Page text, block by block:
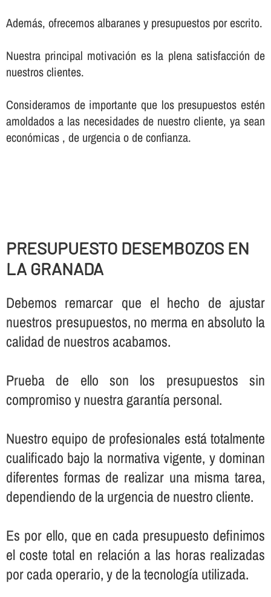
Además, ofrecemos albaranes y presupuestos por escrito.
Nuestra principal motivación es la plena satisfacción de
nuestros clientes.
Consideramos de importante que los presupuestos estén
amoldados a las necesidades de nuestro cliente, ya sean
económicas , de urgencia o de confianza.
PRESUPUESTO DESEMBOZOS EN
LA GRANADA
Debemos remarcar que el hecho de ajustar
nuestros presupuestos, no merma en absoluto la
calidad de nuestros acabamos.
Prueba de ello son los presupuestos sin
compromiso y nuestra garantí­a personal.
Nuestro equipo de profesionales está totalmente
cualificado bajo la normativa vigente, y dominan
diferentes formas de realizar una misma tarea,
dependiendo de la urgencia de nuestro cliente.
Es por ello, que en cada presupuesto definimos
el coste total en relación a las horas realizadas
por cada operario, y de la tecnologí­a utilizada.